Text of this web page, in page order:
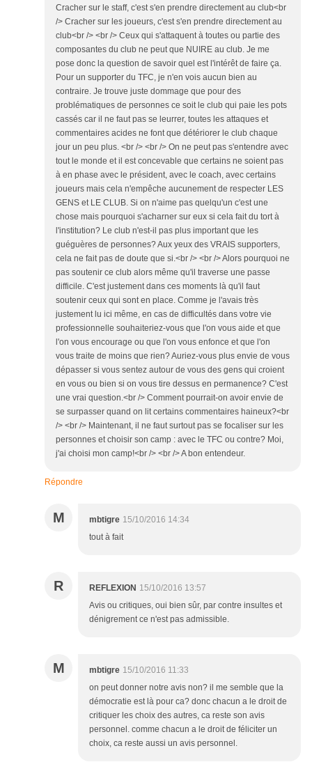
Cracher sur le staff, c'est s'en prendre directement au club<br
/> Cracher sur les joueurs, c'est s'en prendre directement au
club<br /> <br /> Ceux qui s'attaquent à toutes ou partie des
composantes du club ne peut que NUIRE au club. Je me
pose donc la question de savoir quel est l'intérêt de faire ça.
Pour un supporter du TFC, je n'en vois aucun bien au
contraire. Je trouve juste dommage que pour des
problématiques de personnes ce soit le club qui paie les pots
cassés car il ne faut pas se leurrer, toutes les attaques et
commentaires acides ne font que détériorer le club chaque
jour un peu plus. <br /> <br /> On ne peut pas s'entendre avec
tout le monde et il est concevable que certains ne soient pas
à en phase avec le président, avec le coach, avec certains
joueurs mais cela n'empêche aucunement de respecter LES
GENS et LE CLUB. Si on n'aime pas quelqu'un c'est une
chose mais pourquoi s'acharner sur eux si cela fait du tort à
l'institution? Le club n'est-il pas plus important que les
guéguères de personnes? Aux yeux des VRAIS supporters,
cela ne fait pas de doute que si.<br /> <br /> Alors pourquoi ne
pas soutenir ce club alors même qu'il traverse une passe
difficile. C'est justement dans ces moments là qu'il faut
soutenir ceux qui sont en place. Comme je l'avais très
justement lu ici même, en cas de difficultés dans votre vie
professionnelle souhaiteriez-vous que l'on vous aide et que
l'on vous encourage ou que l'on vous enfonce et que l'on
vous traite de moins que rien? Auriez-vous plus envie de vous
dépasser si vous sentez autour de vous des gens qui croient
en vous ou bien si on vous tire dessus en permanence? C'est
une vrai question.<br /> Comment pourrait-on avoir envie de
se surpasser quand on lit certains commentaires haineux?<br
/> <br /> Maintenant, il ne faut surtout pas se focaliser sur les
personnes et choisir son camp : avec le TFC ou contre? Moi,
j'ai choisi mon camp!<br /> <br /> A bon entendeur.
Répondre
M mbtigre 15/10/2016 14:34
tout à fait
R REFLEXION 15/10/2016 13:57
Avis ou critiques, oui bien sûr, par contre insultes et
dénigrement ce n'est pas admissible.
M mbtigre 15/10/2016 11:33
on peut donner notre avis non? il me semble que la
démocratie est là pour ca? donc chacun a le droit de
critiquer les choix des autres, ca reste son avis
personnel. comme chacun a le droit de féliciter un
choix, ca reste aussi un avis personnel.